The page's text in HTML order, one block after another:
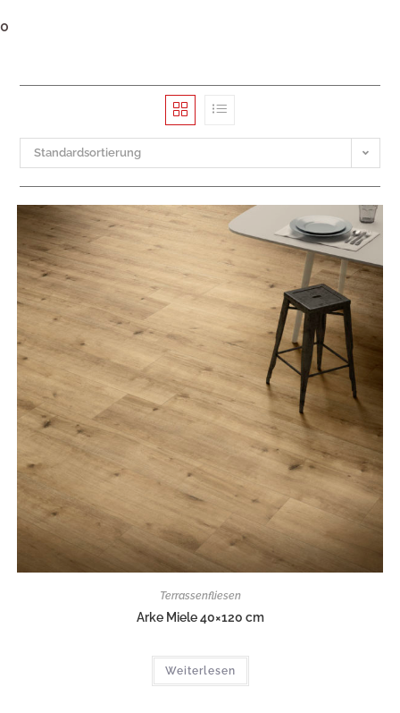
0
Standardsortierung
Terrassenfliesen
Arke Miele 40×120 cm
Weiterlesen